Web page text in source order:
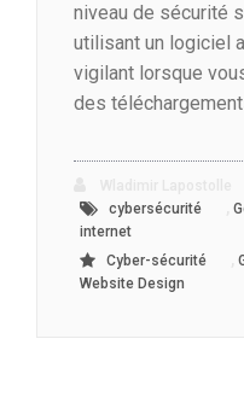
niveau de sécurité
utilisant un logiciel
vigilant lorsque
des
cybersécurité
internet
Cyber-sécurité
Website Design